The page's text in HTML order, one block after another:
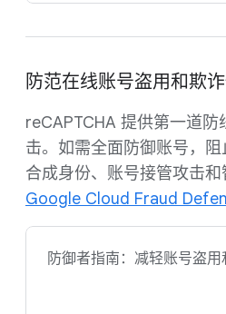
防范在线账号盗用和欺
reCAPTCHA 提供第一道
击。如需全面防御账号，
合成身份、账号接管攻击
Google Cloud Fraud
防御者指南：减轻账号盗